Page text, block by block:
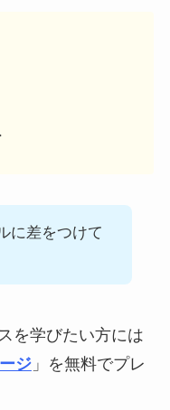
に差をつけて
を学びたい方には
ジ」を無料でプレ